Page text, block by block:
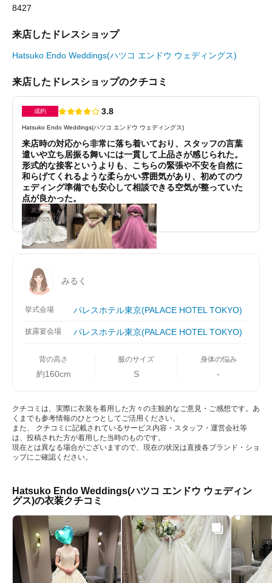
8427
来店したドレスショップ
Hatsuko Endo Weddings(ハツコ エンドウ ウェディングス)
来店したドレスショップのクチコミ
成約 3.8
Hatsuko Endo Weddings(ハツコ エンドウ ウェディングス)
来店時の対応から非常に落ち着いており、スタッフの言葉
遣いや立ち居振る舞いには一貫して上品さが感じられた。
形式的な接客というよりも、こちらの緊張や不安を自然に
和らげてくれるような柔らかい雰囲気があり、初めてのウ
ェディング準備でも安心して相談できる空気が整っていた
点が良かった。
2026年05月投稿
みるく
挙式会場 パレスホテル東京(PALACE HOTEL TOKYO)
披露宴会場 パレスホテル東京(PALACE HOTEL TOKYO)
背の高さ
約160cm
服のサイズ
S
身体の悩み
-
クチコミは、実際に衣装を着用した方々の主観的なご意見・ご感想です。あ
くまでも参考情報のひとつとしてご活用ください。
また、 クチコミに記載されているサービス内容・スタッフ・運営会社等
は、投稿された方が着用した当時のものです。
現在とは異なる場合がございますので、現在の状況は直接各ブランド・ショ
ップにご確認ください。
Hatsuko Endo Weddings(ハツコ エンドウ ウェディン
グス)の衣装クチコミ